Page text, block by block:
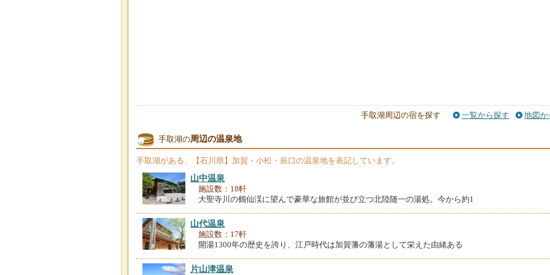
手取湖周辺の宿を探す 一覧から探す 地図か
手取湖の周辺の温泉地
手取湖がある、【石川県】加賀・小松・辰口の温泉地を表記しています。
山中温泉
施設数：18軒
大聖寺川の鶴仙渓に望んで豪華な旅館が並び立つ北陸随一の湯処。今から約1
山代温泉
施設数：17軒
開湯1300年の歴史を誇り、江戸時代は加賀藩の藩湯として栄えた由緒ある
片山津温泉